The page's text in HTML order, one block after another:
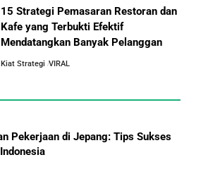
UMKM Agar Bertahan Saat Krisis
Turun
Justru Menambah Aset Saat
15 Strategi Pemasaran Restoran dan
Kafe yang Terbukti Efektif
Mendatangkan Banyak Pelanggan
Kiat Strategi VIRAL
Pekerjaan di Jepang: Tips Sukses